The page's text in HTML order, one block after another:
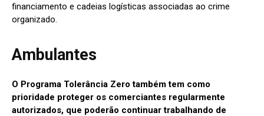
financiamento e cadeias logísticas associadas ao crime
organizado.
Ambulantes
O Programa Tolerância Zero também tem como
prioridade proteger os comerciantes regularmente
autorizados, que poderão continuar trabalhando de